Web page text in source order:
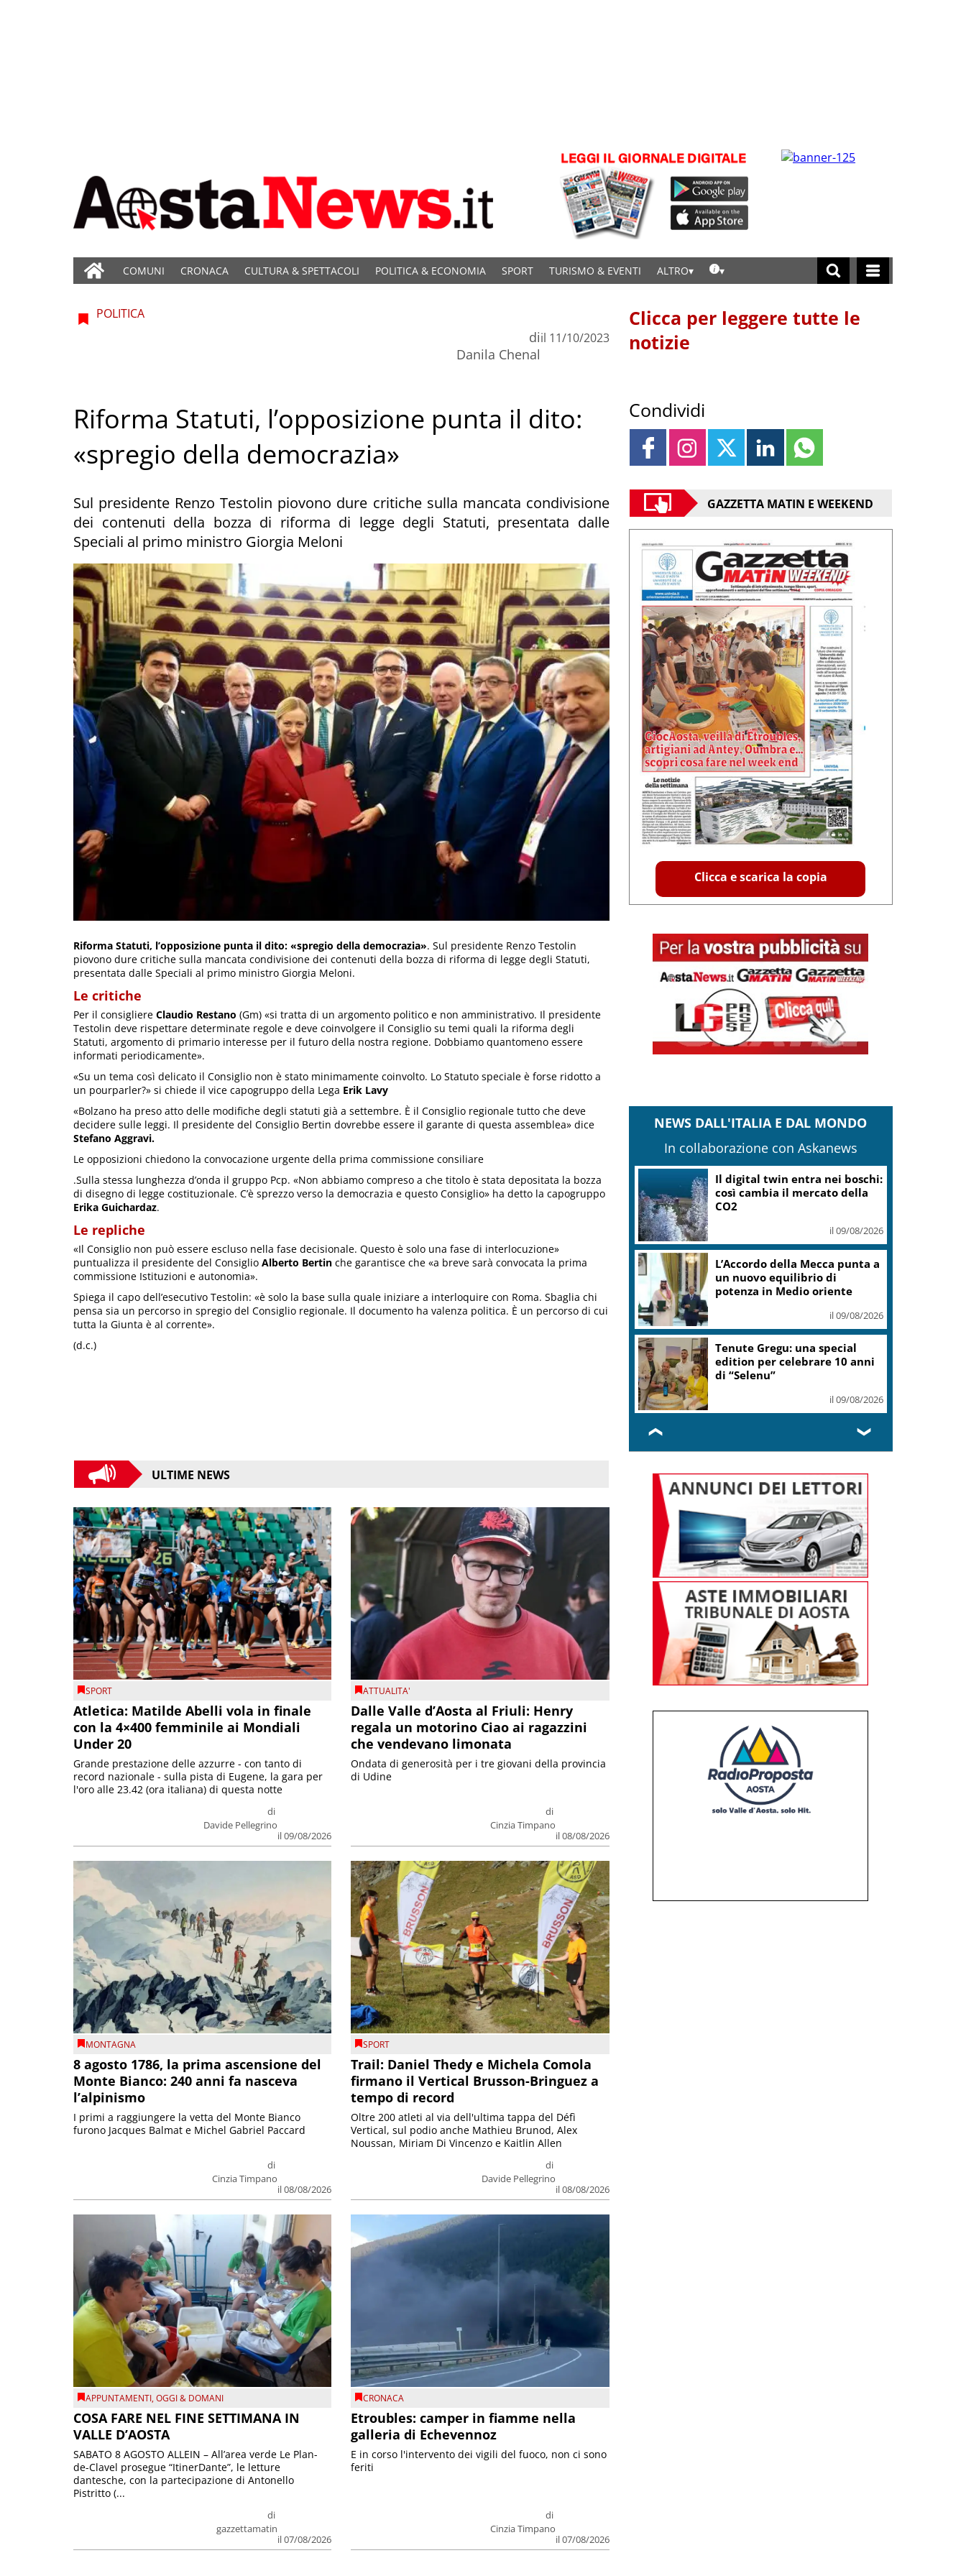
COMUNI CRONACA CULTURA & SPETTACOLI POLITICA & ECONOMIA SPORT TURISMO & EVENTI ALTRO
POLITICA
di
Danila Chenal
il 11/10/2023
Riforma Statuti, l’opposizione punta il dito:
«spregio della democrazia»
Sul presidente Renzo Testolin piovono dure critiche sulla mancata condivisione
dei contenuti della bozza di riforma di legge degli Statuti, presentata dalle
Speciali al primo ministro Giorgia Meloni
Riforma Statuti, l’opposizione punta il dito: «spregio della democrazia». Sul presidente Renzo Testolin
piovono dure critiche sulla mancata condivisione dei contenuti della bozza di riforma di legge degli Statuti,
presentata dalle Speciali al primo ministro Giorgia Meloni.
Le critiche
Per il consigliere Claudio Restano (Gm) «si tratta di un argomento politico e non amministrativo. Il presidente
Testolin deve rispettare determinate regole e deve coinvolgere il Consiglio su temi quali la riforma degli
Statuti, argomento di primario interesse per il futuro della nostra regione. Dobbiamo quantomeno essere
informati periodicamente».
«Su un tema così delicato il Consiglio non è stato minimamente coinvolto. Lo Statuto speciale è forse ridotto a
un pourparler?» si chiede il vice capogruppo della Lega Erik Lavy
«Bolzano ha preso atto delle modifiche degli statuti già a settembre. È il Consiglio regionale tutto che deve
decidere sulle leggi. Il presidente del Consiglio Bertin dovrebbe essere il garante di questa assemblea» dice
Stefano Aggravi.
Le opposizioni chiedono la convocazione urgente della prima commissione consiliare
.Sulla stessa lunghezza d’onda il gruppo Pcp. «Non abbiamo compreso a che titolo è stata depositata la bozza
di disegno di legge costituzionale. C’è sprezzo verso la democrazia e questo Consiglio» ha detto la capogruppo
Erika Guichardaz.
Le repliche
«Il Consiglio non può essere escluso nella fase decisionale. Questo è solo una fase di interlocuzione»
puntualizza il presidente del Consiglio Alberto Bertin che garantisce che «a breve sarà convocata la prima
commissione Istituzioni e autonomia».
Spiega il capo dell’esecutivo Testolin: «è solo la base sulla quale iniziare a interloquire con Roma. Sbaglia chi
pensa sia un percorso in spregio del Consiglio regionale. Il documento ha valenza politica. È un percorso di cui
tutta la Giunta è al corrente».
(d.c.)
ULTIME NEWS
SPORT
Atletica: Matilde Abelli vola in finale
con la 4×400 femminile ai Mondiali
Under 20
di
Davide Pellegrino
il 09/08/2026
Grande prestazione delle azzurre - con tanto di
record nazionale - sulla pista di Eugene, la gara per
l'oro alle 23.42 (ora italiana) di questa notte
ATTUALITA'
Dalle Valle d’Aosta al Friuli: Henry
regala un motorino Ciao ai ragazzini
che vendevano limonata
di
Cinzia Timpano
il 08/08/2026
Ondata di generosità per i tre giovani della provincia
di Udine
MONTAGNA
8 agosto 1786, la prima ascensione del
Monte Bianco: 240 anni fa nasceva
l’alpinismo
di
Cinzia Timpano
il 08/08/2026
I primi a raggiungere la vetta del Monte Bianco
furono Jacques Balmat e Michel Gabriel Paccard
SPORT
Trail: Daniel Thedy e Michela Comola
firmano il Vertical Brusson-Bringuez a
tempo di record
di
Davide Pellegrino
il 08/08/2026
Oltre 200 atleti al via dell'ultima tappa del Défì
Vertical, sul podio anche Mathieu Brunod, Alex
Noussan, Miriam Di Vincenzo e Kaitlin Allen
APPUNTAMENTI,OGGI & DOMANI
COSA FARE NEL FINE SETTIMANA IN
VALLE D’AOSTA
di
gazzettamatin
il 07/08/2026
SABATO 8 AGOSTO ALLEIN – All’area verde Le Plan-
de-Clavel prosegue “ItinerDante”, le letture
dantesche, con la partecipazione di Antonello
Pistritto (...
CRONACA
Etroubles: camper in fiamme nella
galleria di Echevennoz
di
Cinzia Timpano
il 07/08/2026
E in corso l'intervento dei vigili del fuoco, non ci sono
feriti
Clicca per leggere tutte le
notizie
Condividi
GAZZETTA MATIN E WEEKEND
Clicca e scarica la copia
NEWS DALL'ITALIA E DAL MONDO
In collaborazione con Askanews
Leone, Wwf: dall’India un
segnale di speranza, nel
Gurajat +32%
il 09/08/2026
Outdoor, più praticanti e più
soccorsi: il nodo della
sicurezza
il 09/08/2026
Fornacelle apre “Vinoteka”
spazio degustazione nel cuore
di Bolgheri
il 09/08/2026
❮ ❯